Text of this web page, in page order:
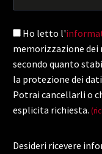
Ho letto l'
memorizzazione
secondo quanto
la protezione dei dati
Potrai cancellarli o
esplicita richiesta.
Desideri ricevere